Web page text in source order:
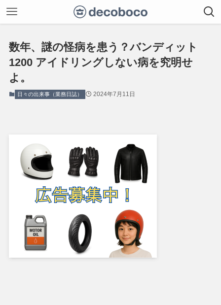
数年、謎の怪病を患う？バンディット
1200 アイドリングしない病を究明せ
よ。
日々の出来事（業務日誌） 2024年7月11日